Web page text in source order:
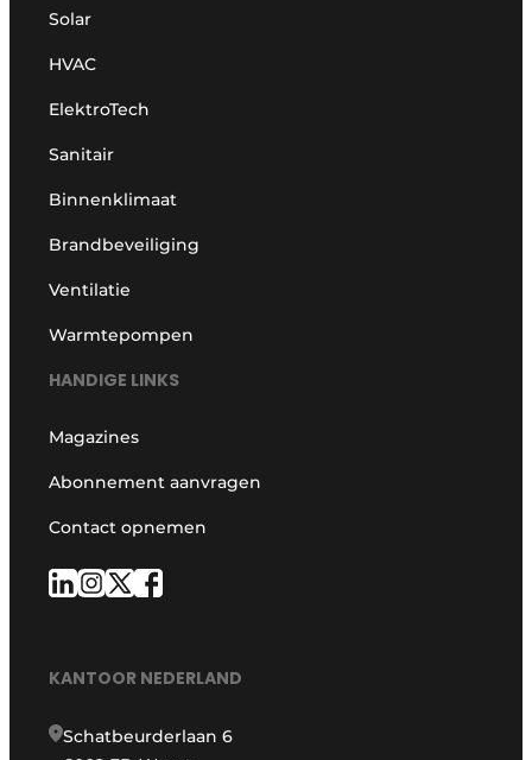
Solar
HVAC
ElektroTech
Sanitair
Binnenklimaat
Brandbeveiliging
Ventilatie
Warmtepompen
HANDIGE LINKS
Magazines
Abonnement aanvragen
Contact opnemen
KANTOOR NEDERLAND
Schatbeurderlaan 6